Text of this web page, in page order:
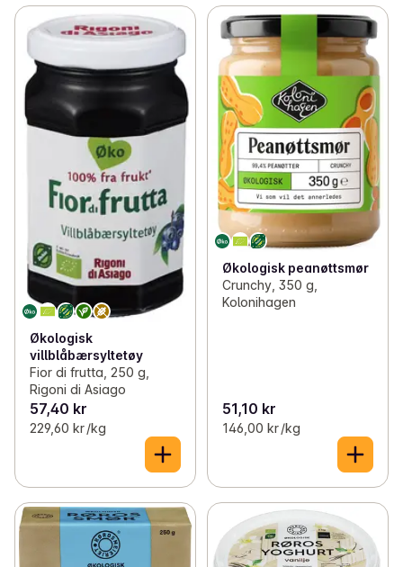
Økologisk
villblåbærsyltetøy
Fior di frutta, 250 g,
Rigoni di Asiago
57,40 kr
229,60 kr /kg
Økologisk peanøttsmør
Crunchy, 350 g,
Kolonihagen
51,10 kr
146,00 kr /kg